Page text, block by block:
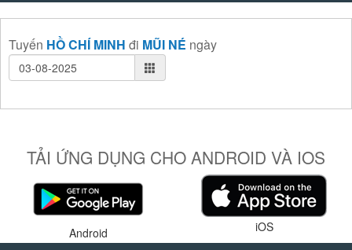
Tuyến HỒ CHÍ MINH đi MŨI NÉ ngày
TẢI ỨNG DỤNG CHO ANDROID VÀ IOS
Android iOS